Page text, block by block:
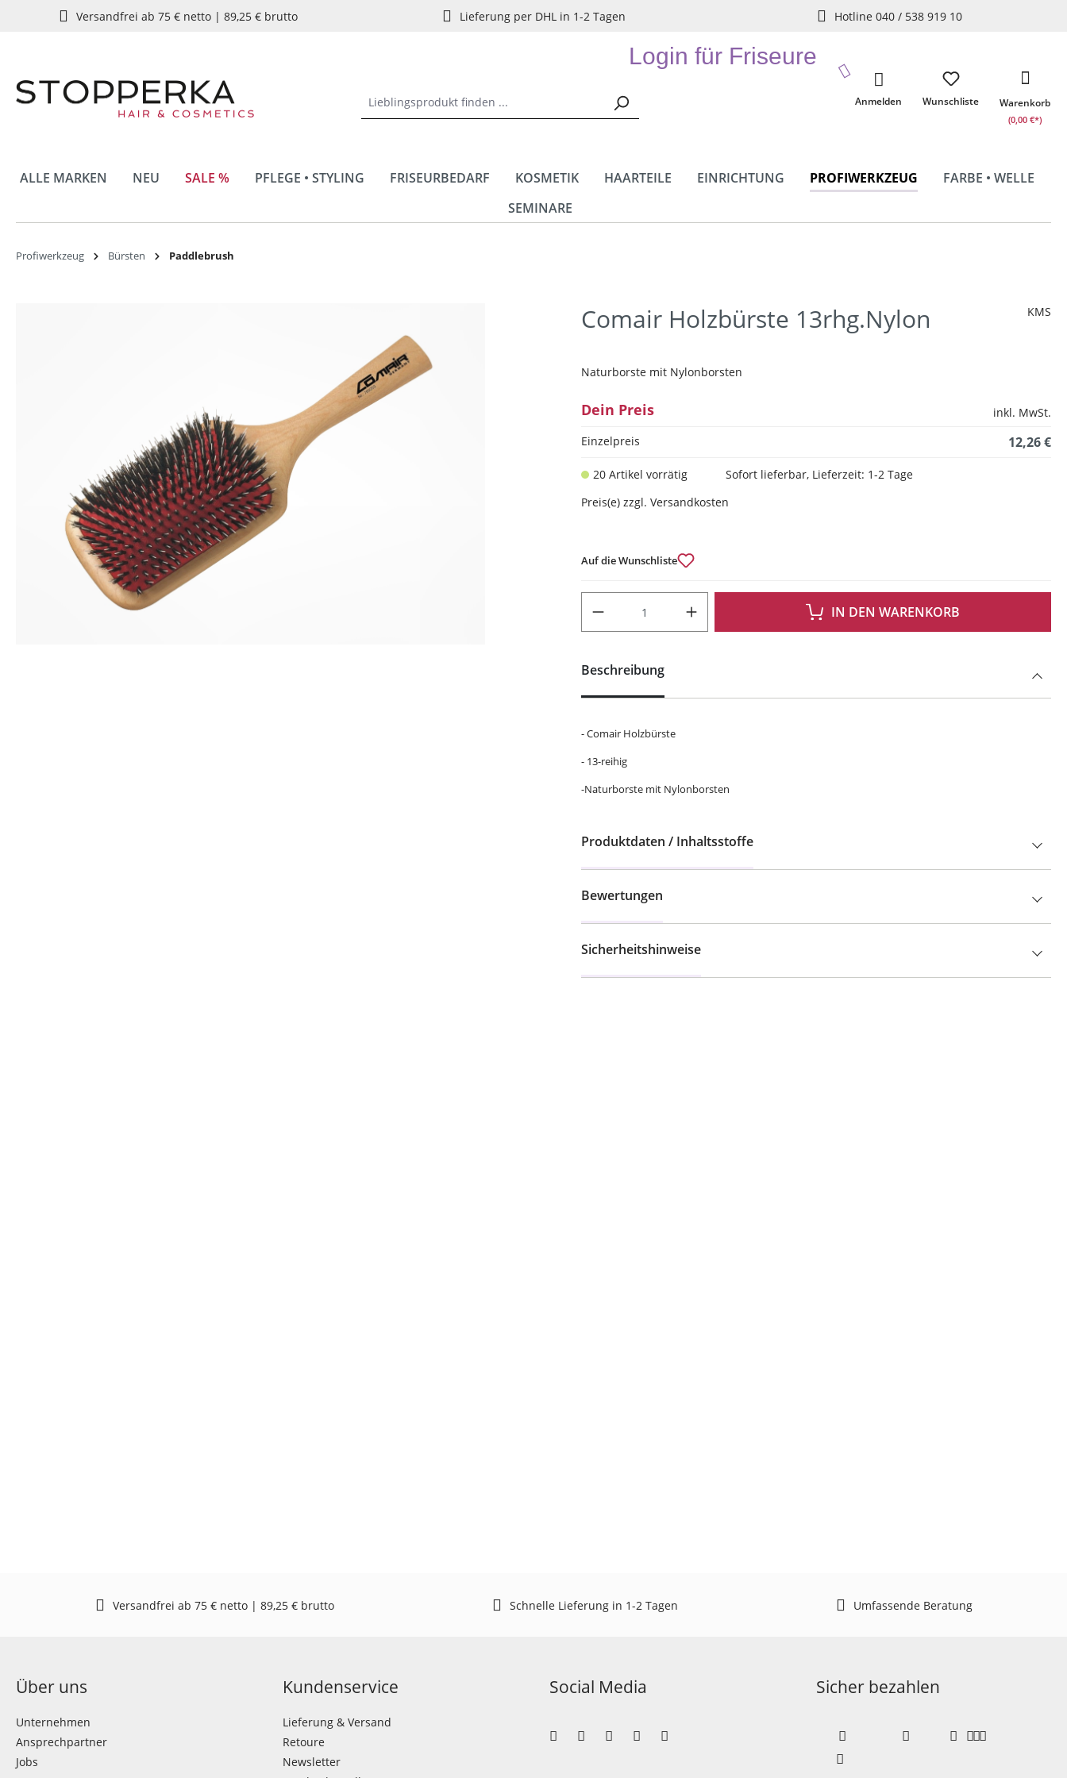
Zur Hauptnavigation springen
Versandfrei ab 75 € netto | 89,25 € brutto Lieferung per DHL in 1-2 Tagen Hotline 040 / 538 919 10
Login für Friseure
Wunschliste
Anmelden Warenkorb
(0,00 €*)
ALLE MARKEN NEU SALE % PFLEGE • STYLING FRISEURBEDARF KOSMETIK HAARTEILE EINRICHTUNG PROFIWERKZEUG
FARBE • WELLE
SEMINARE
Profiwerkzeug Bürsten Paddlebrush
Comair Holzbürste 13rhg.Nylon KMS
Naturborste mit Nylonborsten
Dein Preis
inkl. MwSt.
Einzelpreis
12,26 €
20 Artikel vorrätig
Sofort lieferbar, Lieferzeit: 1-2 Tage
Preis(e) zzgl. Versandkosten
Auf die Wunschliste
IN DEN WARENKORB
Beschreibung
- Comair Holzbürste
- 13-reihig
-Naturborste mit Nylonborsten
Produktdaten / Inhaltsstoffe
Bewertungen
Sicherheitshinweise
Versandfrei ab 75 € netto | 89,25 € brutto Schnelle Lieferung in 1-2 Tagen Umfassende Beratung
Über uns
Unternehmen
Ansprechpartner
Jobs
Kundenservice
Lieferung & Versand
Retoure
Newsletter
Social Media Sicher bezahlen